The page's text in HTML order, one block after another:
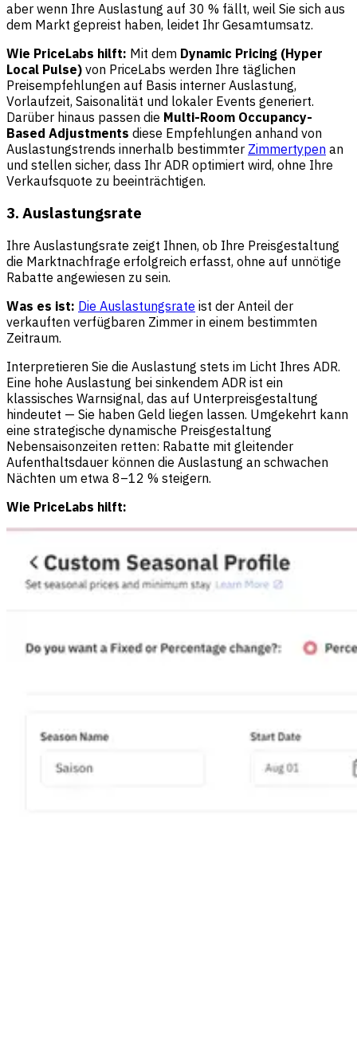
aber wenn Ihre Auslastung auf 30 % fällt, weil Sie sich aus
dem Markt gepreist haben, leidet Ihr Gesamtumsatz.
Wie PriceLabs hilft: Mit dem Dynamic Pricing (Hyper
Local Pulse) von PriceLabs werden Ihre täglichen
Preisempfehlungen auf Basis interner Auslastung,
Vorlaufzeit, Saisonalität und lokaler Events generiert.
Darüber hinaus passen die Multi-Room Occupancy-
Based Adjustments diese Empfehlungen anhand von
Auslastungstrends innerhalb bestimmter Zimmertypen an
und stellen sicher, dass Ihr ADR optimiert wird, ohne Ihre
Verkaufsquote zu beeinträchtigen.
3. Auslastungsrate
Ihre Auslastungsrate zeigt Ihnen, ob Ihre Preisgestaltung
die Marktnachfrage erfolgreich erfasst, ohne auf unnötige
Rabatte angewiesen zu sein.
Was es ist: Die Auslastungsrate ist der Anteil der
verkauften verfügbaren Zimmer in einem bestimmten
Zeitraum.
Interpretieren Sie die Auslastung stets im Licht Ihres ADR.
Eine hohe Auslastung bei sinkendem ADR ist ein
klassisches Warnsignal, das auf Unterpreisgestaltung
hindeutet — Sie haben Geld liegen lassen. Umgekehrt kann
eine strategische dynamische Preisgestaltung
Nebensaisonzeiten retten: Rabatte mit gleitender
Aufenthaltsdauer können die Auslastung an schwachen
Nächten um etwa 8–12 % steigern.
Wie PriceLabs hilft: